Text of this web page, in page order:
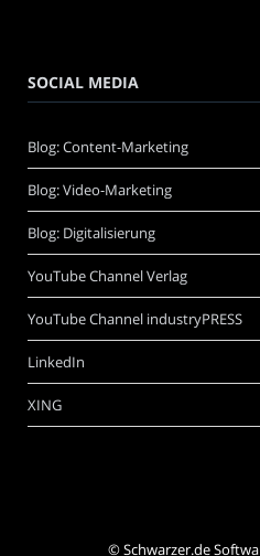
SOCIAL MEDIA
Blog: Content-Marketing
Blog: Video-Marketing
Blog: Digitalisierung
YouTube Channel Verlag
YouTube Channel industryPRESS
LinkedIn
XING
©Schwarzer.de